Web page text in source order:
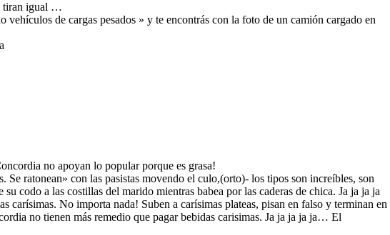
tiran igual …
de cargas pesados » y te encontrás con la foto de un camión cargado en
no apoyan lo popular porque es grasa!
Se ratonean» con las pasistas movendo el culo,(orto)- los tipos son increíbles, son
su codo a las costillas del marido mientras babea por las caderas de chica. Ja ja ja ja
carísimas. No importa nada! Suben a carísimas plateas, pisan en falso y terminan en
no tienen más remedio que pagar bebidas carisimas. Ja ja ja ja ja… El